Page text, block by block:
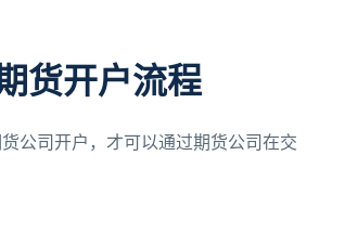
货开户流程
公司开户，才可以通过期货公司在交